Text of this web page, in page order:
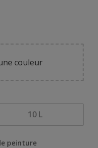
couleur
10 L
peinture